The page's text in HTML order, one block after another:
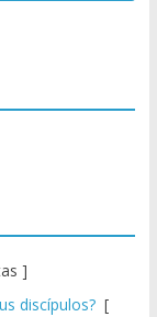
]
discípulos?[